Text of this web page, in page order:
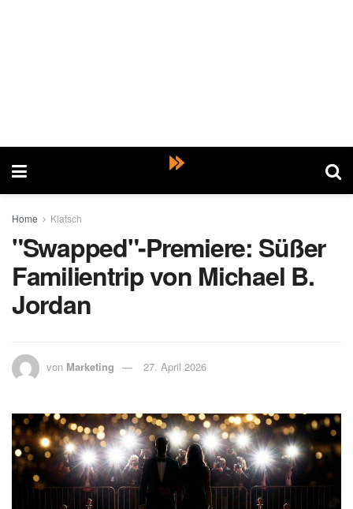
Home Klatsch
"Swapped"-Premiere: Süßer
Familientrip von Michael B.
Jordan
von Marketing 27. April 2026